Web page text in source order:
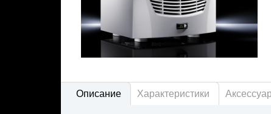
Описание Характеристики